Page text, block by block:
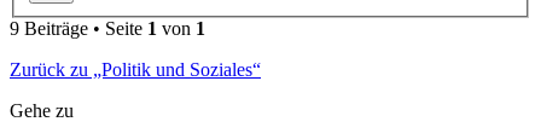
9 Beiträge • Seite 1 von 1
Zurück zu „Politik und Soziales“
Gehe zu